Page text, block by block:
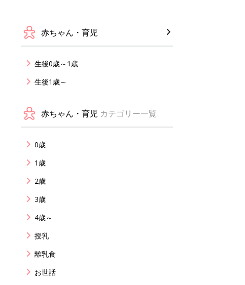
赤ちゃん・育児
生後0歳～1歳
生後1歳～
赤ちゃん・育児 カテゴリー一覧
0歳
1歳
2歳
3歳
4歳～
授乳
離乳食
お世話